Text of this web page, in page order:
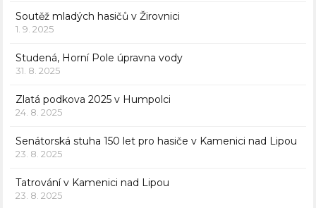
Soutěž mladých hasičů v Žirovnici
1. 9. 2025
Studená, Horní Pole úpravna vody
31. 8. 2025
Zlatá podkova 2025 v Humpolci
24. 8. 2025
Senátorská stuha 150 let pro hasiče v Kamenici nad Lipou
23. 8. 2025
Tatrování v Kamenici nad Lipou
23. 8. 2025